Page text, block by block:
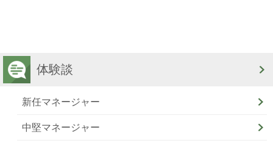
体験談
新任マネージャー
中堅マネージャー